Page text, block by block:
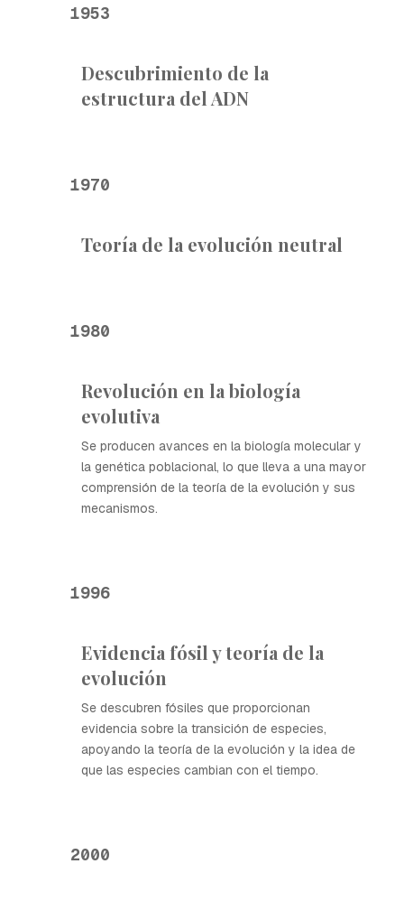
1953
Descubrimiento de la
estructura del ADN
1970
Teoría de la evolución neutral
1980
Revolución en la biología
evolutiva
Se producen avances en la biología molecular y
la genética poblacional, lo que lleva a una mayor
comprensión de la teoría de la evolución y sus
mecanismos.
1996
Evidencia fósil y teoría de la
evolución
Se descubren fósiles que proporcionan
evidencia sobre la transición de especies,
apoyando la teoría de la evolución y la idea de
que las especies cambian con el tiempo.
2000